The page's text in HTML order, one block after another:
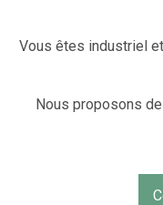
Vous êtes industriel
Nous proposons